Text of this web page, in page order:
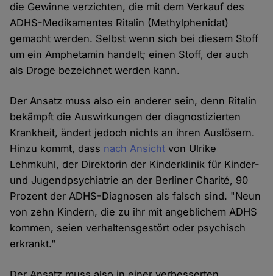
die Gewinne verzichten, die mit dem Verkauf des
ADHS-Medikamentes Ritalin (Methylphenidat)
gemacht werden. Selbst wenn sich bei diesem Stoff
um ein Amphetamin handelt; einen Stoff, der auch
als Droge bezeichnet werden kann.
Der Ansatz muss also ein anderer sein, denn Ritalin
bekämpft die Auswirkungen der diagnostizierten
Krankheit, ändert jedoch nichts an ihren Auslösern.
Hinzu kommt, dass nach Ansicht von Ulrike
Lehmkuhl, der Direktorin der Kinderklinik für Kinder-
und Jugendpsychiatrie an der Berliner Charité, 90
Prozent der ADHS-Diagnosen als falsch sind. "Neun
von zehn Kindern, die zu ihr mit angeblichem ADHS
kommen, seien verhaltensgestört oder psychisch
erkrankt."